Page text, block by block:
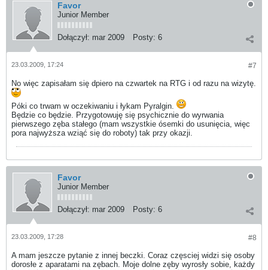
Favor
Junior Member
Dołączył: mar 2009 Posty: 6
#7
23.03.2009, 17:24
No więc zapisałam się dpiero na czwartek na RTG i od razu na wizytę.
Póki co trwam w oczekiwaniu i łykam Pyralgin.
Będzie co będzie. Przygotowuję się psychicznie do wyrwania
pierwszego zęba stałego (mam wszystkie ósemki do usunięcia, więc
pora najwyższa wziąć się do roboty) tak przy okazji.
Favor
Junior Member
Dołączył: mar 2009 Posty: 6
#8
23.03.2009, 17:28
A mam jeszcze pytanie z innej beczki. Coraz częsciej widzi się osoby
dorosłe z aparatami na zębach. Moje dolne zęby wyrosły sobie, każdy